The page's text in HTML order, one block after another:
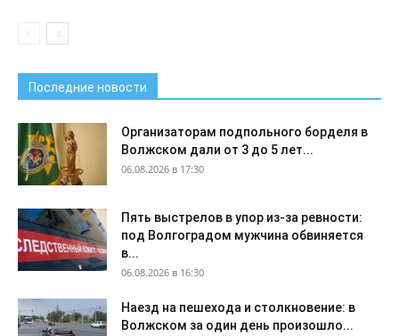
Последние новости
Организаторам подпольного борделя в
Волжском дали от 3 до 5 лет...
06.08.2026 в 17:30
Пять выстрелов в упор из-за ревности:
под Волгоградом мужчина обвиняется
в...
06.08.2026 в 16:30
Наезд на пешехода и столкновение: в
Волжском за один день произошло...